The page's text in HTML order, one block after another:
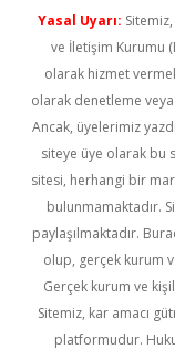
Yasal Uyarı:
ve İletişim Kurumu
olarak hizmet
olarak denetleme
Ancak, üyelerimiz
siteye üye olarak bu
sitesi, herhangi bir
bulunmamaktadır.
paylaşılmaktadır.
olup, gerçek kurum
Gerçek kurum ve
Sitemiz, kar amacı
platformudur.